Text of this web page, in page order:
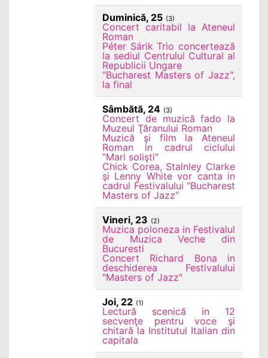
Duminică, 25 (3)
Concert caritabil la Ateneul
Roman
Péter Sárik Trio concertează
la sediul Centrului Cultural al
Republicii Ungare
"Bucharest Masters of Jazz",
la final
Sâmbătă, 24 (3)
Concert de muzică fado la
Muzeul Ţăranului Roman
Muzică şi film la Ateneul
Roman in cadrul ciclului
"Mari solişti"
Chick Corea, Stalnley Clarke
şi Lenny White vor canta in
cadrul Festivalului "Bucharest
Masters of Jazz"
Vineri, 23 (2)
Muzica poloneza in Festivalul
de Muzica Veche din
Bucuresti
Concert Richard Bona in
deschiderea Festivalului
"Masters of Jazz"
Joi, 22 (1)
Lectură scenică in 12
secvenţe pentru voce şi
chitară la Institutul Italian din
capitala